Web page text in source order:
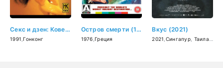
Секс и дзен: Ковер для телесных молитв (1991)
1991 ,Гонконг
Остров смерти (1976)
1976 ,Греция
Вкус (2021)
2021 Сингапур, Таиланд